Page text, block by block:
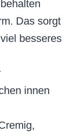
Das sorgt
besseres
innen